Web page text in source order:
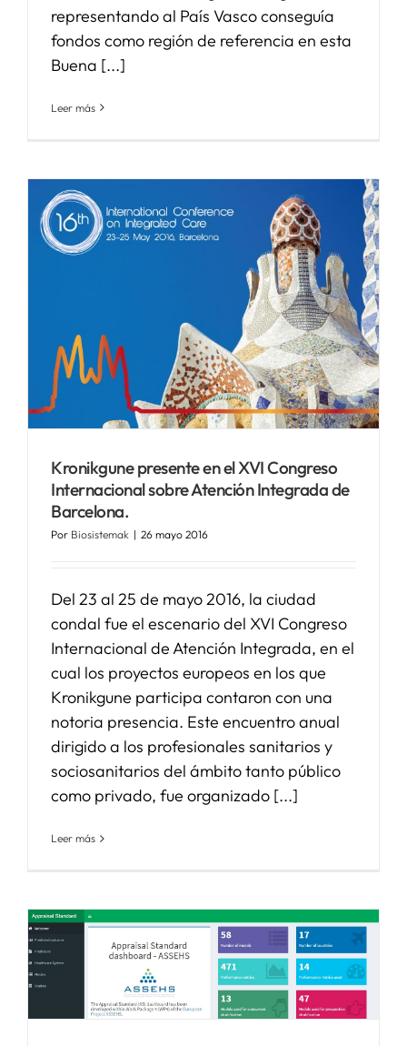
representando al País Vasco conseguía
fondos como región de referencia en esta
Buena [...]
Leer más
Kronikgune presente en el XVI Congreso
Internacional sobre Atención Integrada de
Barcelona.
Por Biosistemak | 26 mayo 2016
Del 23 al 25 de mayo 2016, la ciudad
condal fue el escenario del XVI Congreso
Internacional de Atención Integrada, en el
cual los proyectos europeos en los que
Kronikgune participa contaron con una
notoria presencia. Este encuentro anual
dirigido a los profesionales sanitarios y
sociosanitarios del ámbito tanto público
como privado, fue organizado [...]
Leer más